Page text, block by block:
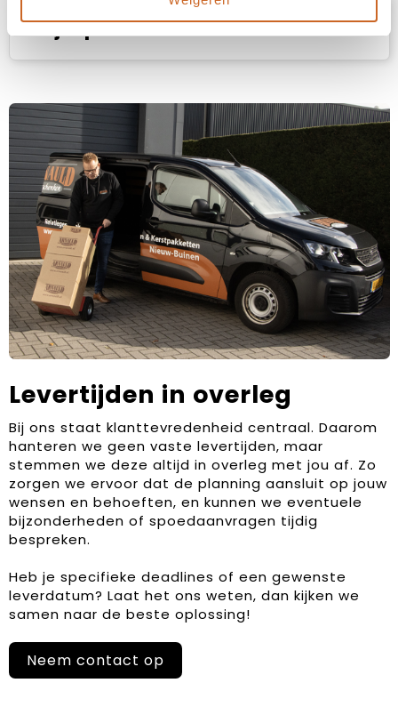
Prijsspecificaties
Levertijden in overleg
Bij ons staat klanttevredenheid centraal. Daarom
hanteren we geen vaste levertijden, maar
stemmen we deze altijd in overleg met jou af. Zo
zorgen we ervoor dat de planning aansluit op jouw
wensen en behoeften, en kunnen we eventuele
bijzonderheden of spoedaanvragen tijdig
bespreken.
Heb je specifieke deadlines of een gewenste
leverdatum? Laat het ons weten, dan kijken we
samen naar de beste oplossing!
Neem contact op